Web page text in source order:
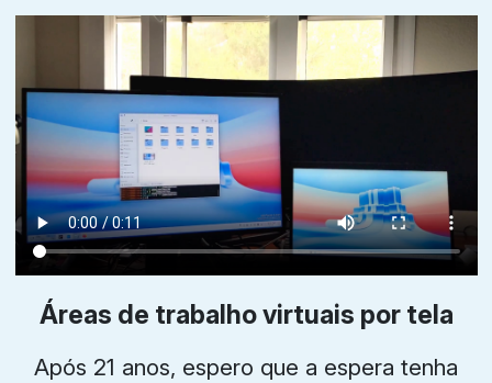
Áreas de trabalho virtuais por tela
Após 21 anos, espero que a espera tenha